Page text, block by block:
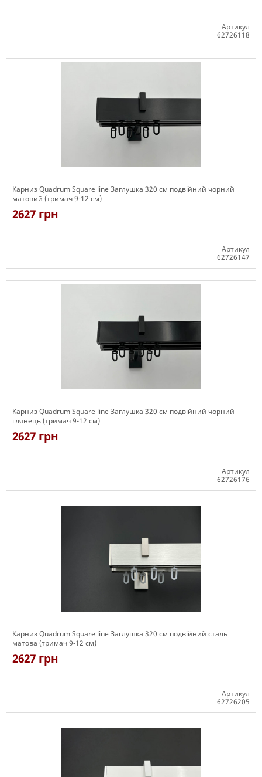
Артикул
62726118
Карниз Quadrum Square line Заглушка 320 см подвійний чорний
матовий (тримач 9-12 см)
2627 грн
Артикул
62726147
Карниз Quadrum Square line Заглушка 320 см подвійний чорний
глянець (тримач 9-12 см)
2627 грн
Артикул
62726176
Карниз Quadrum Square line Заглушка 320 см подвійний сталь
матова (тримач 9-12 см)
2627 грн
Артикул
62726205